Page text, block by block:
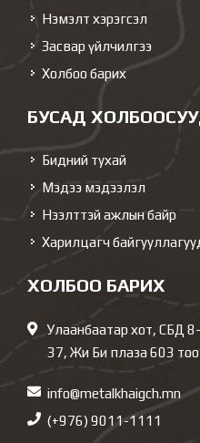
Нэмэлт хэрэгсэл
Засвар үйлчилгээ
Холбоо барих
БУСАД
Бидний тухай
Мэдээ мэдээлэл
Нээлттэй ажлын байр
Харилцагч
ХОЛБОО БАРИХ
Улаанбаатар хот, СБД
37, Жи Би плаза 603
info@metalkhaigch.mn
(+976) 9011-1111